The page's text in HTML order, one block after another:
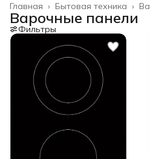
Бытовая техника ›
Главная ›
Варочные панели
Фильтры